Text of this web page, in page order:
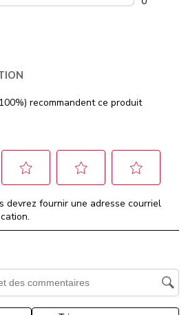
recommandent ce produit
pour
évaluer
l'article
Cette
pour
l'article
Cette
pour
l'article
devrez fournir une adresse courriel
et d'avis